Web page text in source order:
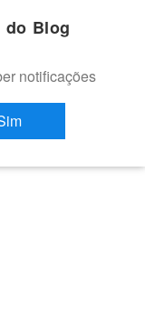
e do Vale do São
do Blog
notificações